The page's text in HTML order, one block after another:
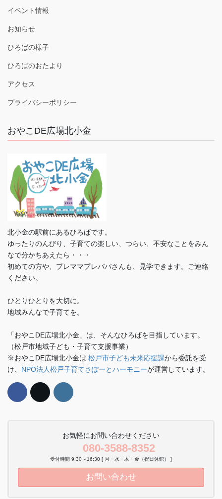
イベント情報
お知らせ
ひろばの様子
ひろばのおたより
アクセス
プライバシーポリシー
おやこDE広場北小金
北小金の駅前にあるひろばです。
ゆったりのんびり、子育ての楽しい、つらい、不安なことをみん
なで分かちあえたら・・・
初めての方や、プレママプレパパさんも、見学できます。ご連絡
ください。
ひとりひとりを大切に。
地域みんなで子育てを。
「おやこDE広場北小金」は、そんなひろばを目指しています。
（松戸市地域子ども・子育て支援事業）
※おやこDE広場北小金は 松戸市子ども未来応援課から委託を受
け、 NPO法人松戸子育てさぽーとハーモニーが運営しています。
お気軽にお問い合わせください
080-3588-8352
受付時間 9:30～16:30 [ 月・水・木・金（祝日休館） ]
お問い合わせ